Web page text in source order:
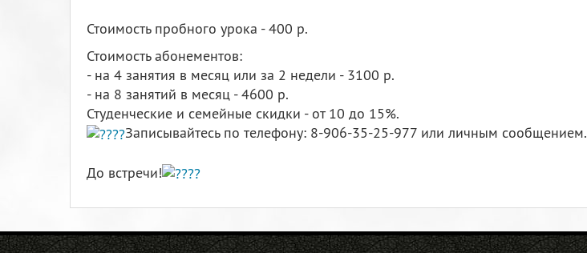
Стоимость пробного урока - 400 р.
Стоимость абонементов:
- на 4 занятия в месяц или за 2 недели - 3100 р.
- на 8 занятий в месяц - 4600 р.
Студенческие и семейные скидки - от 10 до 15%.
Записывайтесь по телефону: 8-906-35-25-977 или личным сообщением.
До встречи!